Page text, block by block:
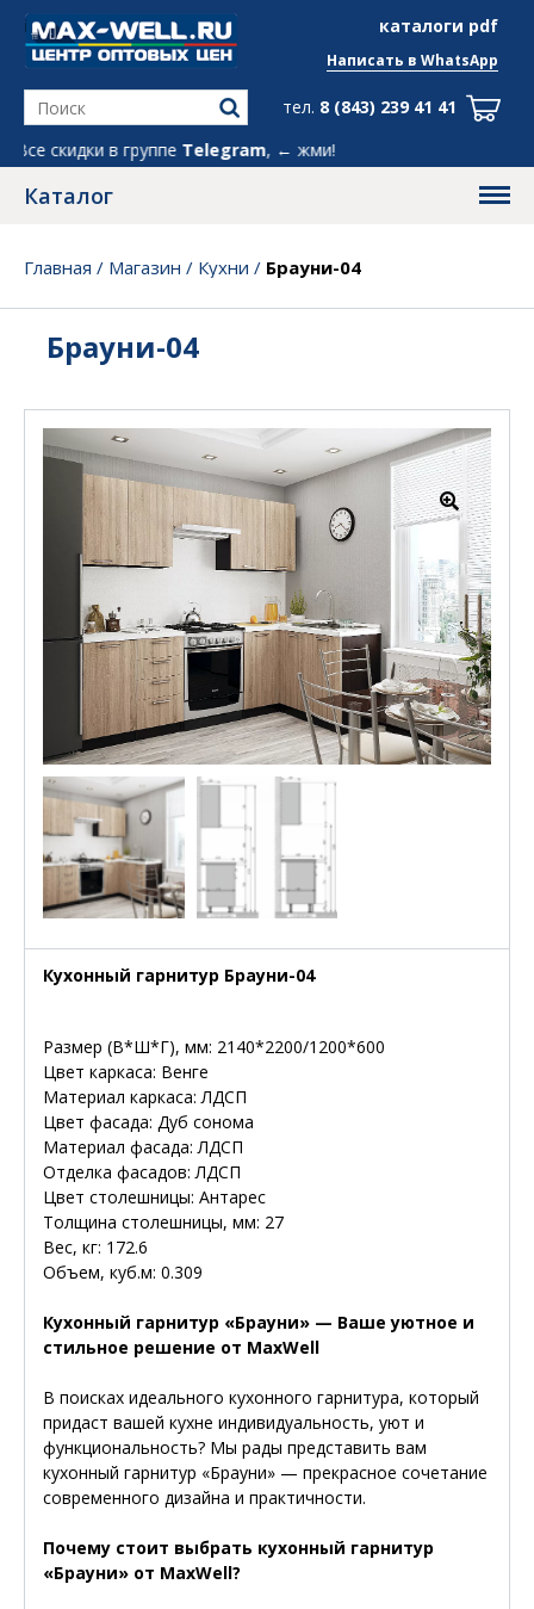
каталоги pdf
info@max-well.ru
скидки в группеTelegram, ← жми!
Написать в WhatsApp
тел. 8 (843) 239 41 41
Каталог
Главная / Магазин / Кухни / Брауни-04
Брауни-04
Кухонный гарнитур Брауни-04
Размер (В*Ш*Г), мм: 2140*2200/1200*600
Цвет каркаса: Венге
Материал каркаса: ЛДСП
Цвет фасада: Дуб сонома
Материал фасада: ЛДСП
Отделка фасадов: ЛДСП
Цвет столешницы: Антарес
Толщина столешницы, мм: 27
Вес, кг: 172.6
Объем, куб.м: 0.309
Кухонный гарнитур «Брауни» — Ваше уютное и
стильное решение от MaxWell
В поисках идеального кухонного гарнитура, который
придаст вашей кухне индивидуальность, уют и
функциональность? Мы рады представить вам
кухонный гарнитур «Брауни» — прекрасное сочетание
современного дизайна и практичности.
Почему стоит выбрать кухонный гарнитур
«Брауни» от MaxWell?